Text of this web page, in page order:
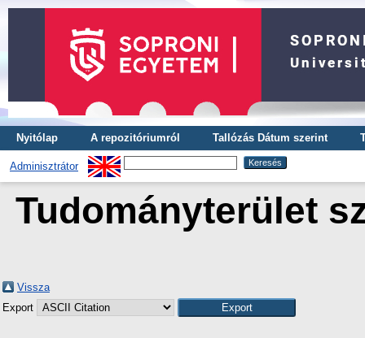
Nyitólap A repozitóriumról Tallózás Dátum szerint
Adminisztrátor
Tudományterület
Vissza
Export